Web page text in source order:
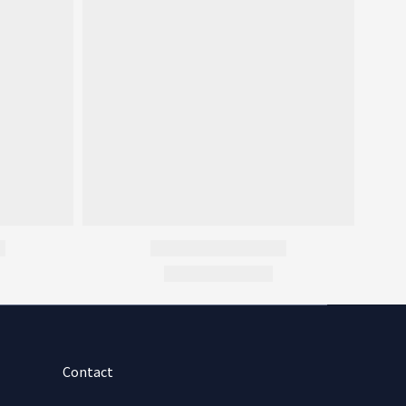
Contact